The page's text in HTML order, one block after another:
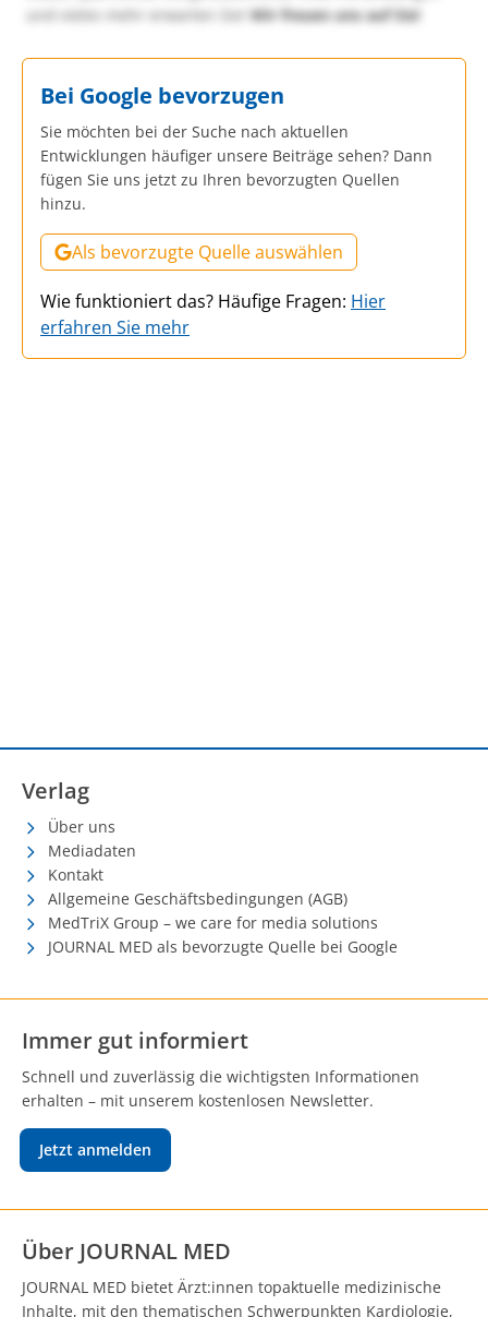
und vieles mehr erwarten Sie!Wir freuen uns auf Sie!
Bei Google bevorzugen
Sie möchten bei der Suche nach aktuellen
Entwicklungen häufiger unsere Beiträge sehen? Dann
fügen Sie uns jetzt zu Ihren bevorzugten Quellen
hinzu.
Als bevorzugte Quelle auswählen
Wie funktioniert das? Häufige Fragen: Hier
erfahren Sie mehr
Verlag
Über uns
Mediadaten
Kontakt
Allgemeine Geschäftsbedingungen (AGB)
MedTriX Group – we care for media solutions
JOURNAL MED als bevorzugte Quelle bei Google
Immer gut informiert
Schnell und zuverlässig die wichtigsten Informationen
erhalten – mit unserem kostenlosen Newsletter.
Jetzt anmelden
Über JOURNAL MED
JOURNAL MED bietet Ärzt:innen topaktuelle medizinische
Inhalte, mit den thematischen Schwerpunkten Kardiologie,